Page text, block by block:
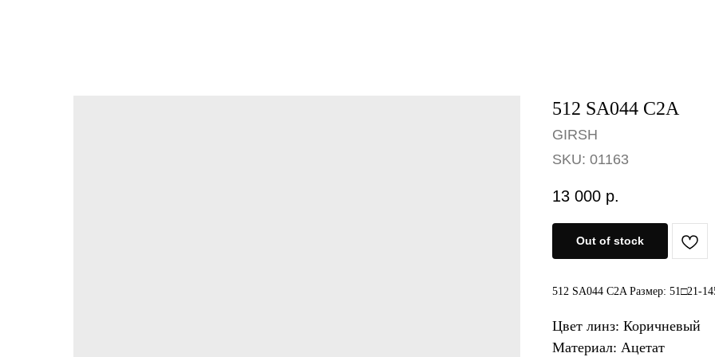
512 SA044 C2A
GIRSH
SKU: 01163
13 000 р.
Out of stock
512 SA044 C2A Размер: 51□21-
Цвет линз: Коричневый
Материал: Ацетат